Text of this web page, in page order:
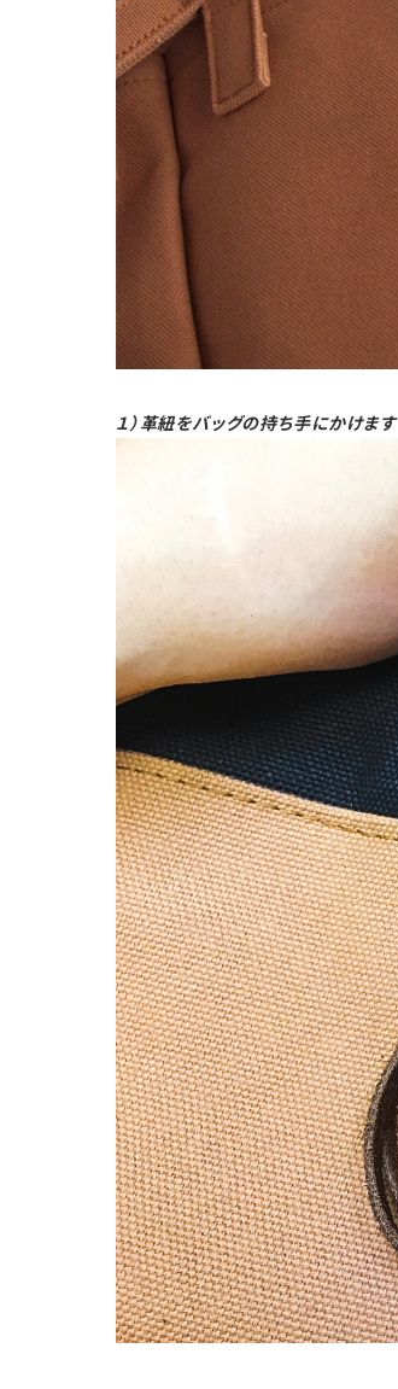
１）革紐をバッグの持ち手にかけます